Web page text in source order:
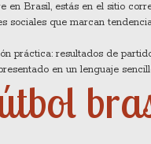
en Brasil, estás en el sitio
sociales que marcan
práctica: resultados de
en un lenguaje